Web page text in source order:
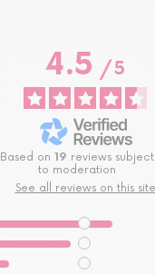
4.5 / 5
Based on 19 reviews subject
to moderation
See all reviews on this site